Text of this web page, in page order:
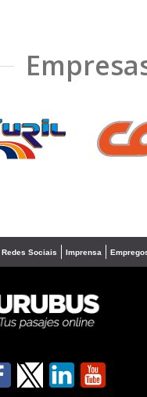
Redes Sociais Imprensa